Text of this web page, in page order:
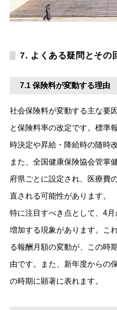
7. よくある疑問とその
7.1 保険料が変動する理由
社会保険料が変動する主な要
と保険料率の改定です。標準
時決定や昇給・降給時の随時
また、全国健康保険協会管掌
府県ごとに設定され、医療費
直される可能性があります。
特に注目すべき点として、4
増加する現象があります。こ
る報酬月額の変動が、この時
由です。また、新年度からの
の時期に顕著に表れます。